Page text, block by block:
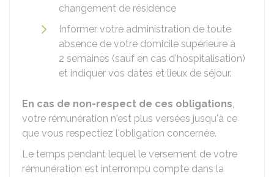
changement de résidence
Informer votre administration de toute
absence de votre domicile supérieure à
2 semaines (sauf en cas d'hospitalisation)
et indiquer vos dates et lieux de séjour.
En cas de non-respect de ces obligations,
votre rémunération n'est plus versées jusqu'à ce
que vous respectiez l'obligation concernée.
Le temps pendant lequel le versement de votre
rémunération est interrompu compte dans la